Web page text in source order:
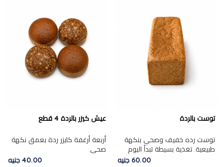
توست بالردة
توست رده خفيف وصحي بنكهة
طبيعية. تغذية بسيطة تبدأ اليوم
60.00 جنيه
عيش كيزر بالردة 4 قطع
أربعة أرغفة كايزر ردة بعمق نكهة
صحي.
40.00 جنيه